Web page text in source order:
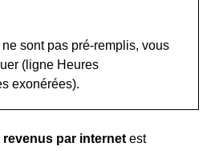
sont pas pré-remplis, vous
(ligne Heures
exonérées).
revenus par internet est